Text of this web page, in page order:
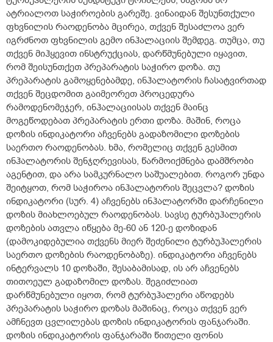
ატრიალოთ საჭიროების გარეშე. ვინაიდან შესუნთქული
ფხვნილის რაოდენობა მცირეა, თქვენ შესაძლოა ვერ
იგრძნოთ ფხვნილის გემო ინჰალაციის შემდეგ. თუმცა, თუ
თქვენ მიჰყევით ინსტრუქციას, დარწმუნებული იყავით,
რომ შეისუნთქეთ პრეპარატის საჭირო დოზა. თუ
პრეპარატის გამოყენებამდე, ინჰალატორის ჩასატვირთად
თქვენ შეცდომით გაიმეორეთ პროცედურა
რამოდენომეჯერ, ინჰალაციისას თქვენ მაინც
მოგეწოდებათ პრეპარატის ერთი დოზა. მაშინ, როცა
დოზის ინდიკატორი აჩვენებს გადაზომილი დოზების
საერთო რაოდენობას. ხმა, რომელიც თქვენ გესმით
ინჰალატორის შენჯღრევისას, წარმოიქმნება დამშრობი
აგენტით, და არა სამკურნალო საშუალებით. როგორ უნდა
შეიტყოთ, რომ საჭიროა ინჰალატორის შეცვლა? დოზის
ინდიკატორი (სურ. 4) აჩვენებს ინჰალატორში დარჩენილი
დოზის მიახლოებულ რაოდენობას. სავსე ტურბუჰალერის
დოზების ათვლა იწყება მე-60 ან 120-ე დოზიდან
(დამოკიდებულია თქვენს მიერ შეძენილი ტურბუჰალერის
საერთო დოზების რაოდენობაზე). ინდიკატორი აჩვენებს
ინტერვალს 10 დოზაში, შესაბამისად, ის არ აჩვენებს
თითოეულ გადაზომილ დოზას. შეგიძლიათ
დარწმუნებული იყოთ, რომ ტურბუჰალერი აწოდებს
პრეპარატის საჭირო დოზას მაშინაც, როცა თქვენ ვერ
ამჩნევთ ცვლილებას დოზის ინდიკატორის ფანჯარაში.
დოზის ინდიკატორის ფანჯარაში წითელი ფონის